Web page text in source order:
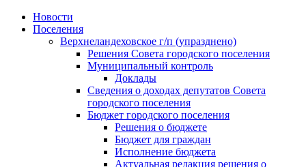
Skip
Новости
Поселения
Верхнеландеховское г/п (упразднено)
Решения Совета городского поселения
Муниципальный контроль
Доклады
Сведения о доходах депутатов Совета
городского поселения
Бюджет городского поселения
Решения о бюджете
Бюджет для граждан
Исполнение бюджета
Актуальная редакция решения о